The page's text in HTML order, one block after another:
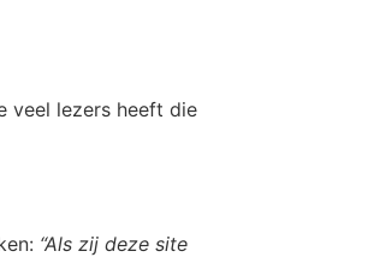
veel lezers heeft die
“Als zij deze site